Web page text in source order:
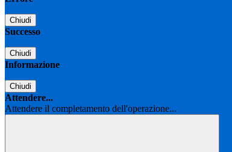
Chiudi
Successo
Chiudi
Informazione
Chiudi
Attendere...
Attendere il completamento dell'operazione...